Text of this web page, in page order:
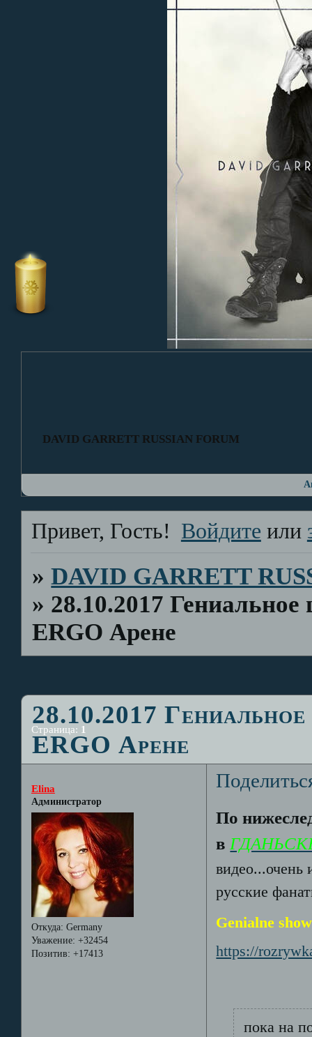
DAVID GARRETT RUSSIAN FORUM
Привет, Гость! Войдите или
»DAVID GARRETT
» 28.10.2017
ERGO Арене
28.10.2017
ERGO Арене
Страница: 1
Elina
Администратор
Откуда: Germany
Уважение: +32454
Позитив: +17413
По
в
видео...очень
русские
Genialne
https://
пока на